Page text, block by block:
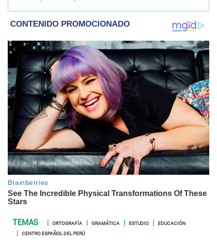
ORTOGRAFÍA GRAMÁTICA ESTUDIO
EDUCACIÓN
CENTRO ESPAÑOL DEL PERÚ